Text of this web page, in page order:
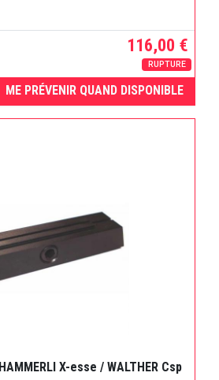
116,00 €
RUPTURE
ME PRÉVENIR QUAND DISPONIBLE
X-esse / WALTHER Csp